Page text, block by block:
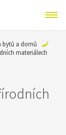
bytů a domů
materiálech